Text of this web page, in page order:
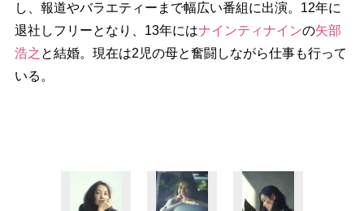
し、報道やバラエティーまで幅広い番組に出演。12年に
退社しフリーとなり、13年にはナインティナインの矢部
浩之 と結婚。現在は2児の母と奮闘しながら仕事も行って
いる。